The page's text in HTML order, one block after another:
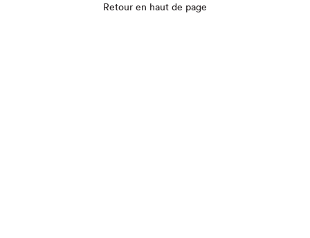
Retour en haut de page